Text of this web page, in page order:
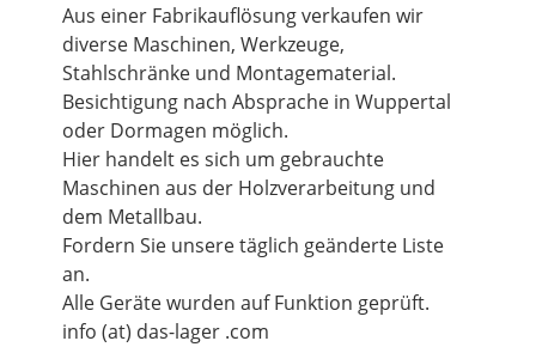
Aus einer Fabrikauflösung verkaufen wir
diverse Maschinen, Werkzeuge,
Stahlschränke und Montagematerial.
Besichtigung nach Absprache in Wuppertal
oder Dormagen möglich.
Hier handelt es sich um gebrauchte
Maschinen aus der Holzverarbeitung und
dem Metallbau.
Fordern Sie unsere täglich geänderte Liste
an.
Alle Geräte wurden auf Funktion geprüft.
info (at) das-lager .com